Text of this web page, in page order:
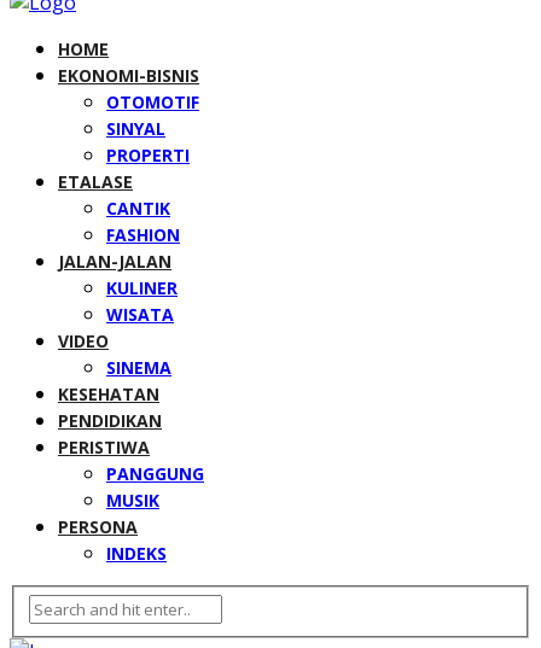
HOME
EKONOMI-BISNIS
OTOMOTIF
SINYAL
PROPERTI
ETALASE
CANTIK
FASHION
JALAN-JALAN
KULINER
WISATA
VIDEO
SINEMA
KESEHATAN
PENDIDIKAN
PERISTIWA
PANGGUNG
MUSIK
PERSONA
INDEKS